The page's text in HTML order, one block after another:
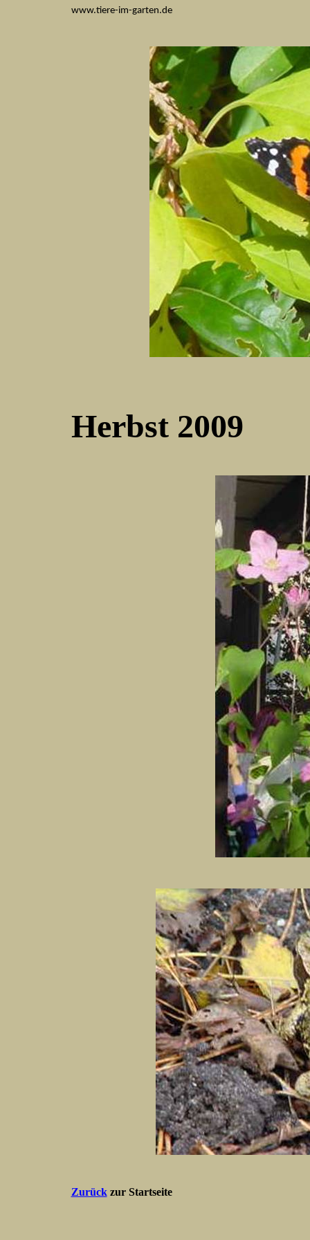
www.tiere-im-garten.de
Herbst 2009
Zurückzur Startseite